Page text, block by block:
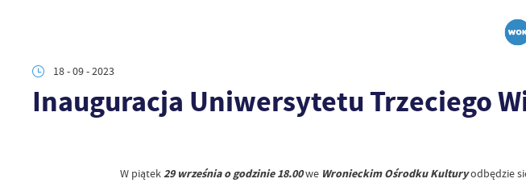
18 - 09 - 2023
Inauguracja Uniwersytetu Trzeciego
W piątek29 września o godzinie 18.00we Wronieckim Ośrodku Kulturyodbędzie